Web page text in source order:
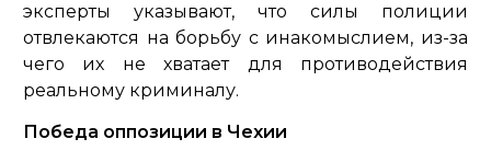
эксперты указывают, что силы полиции
отвлекаются на борьбу с инакомыслием, из-за
чего их не хватает для противодействия
реальному криминалу.
Победа оппозиции в Чехии